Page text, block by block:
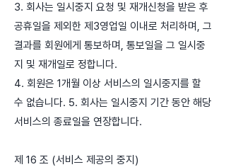
3. 회사는 일시중지 요청 및 재개신청을 받은 후
공휴일을 제외한 제3영업일 이내로 처리하며, 그
결과를 회원에게 통보하며, 통보일을 그 일시중
지 및 재개일로 정합니다.
4. 회원은 1개월 이상 서비스의 일시중지를 할
수 없습니다. 5. 회사는 일시중지 기간 동안 해당
서비스의 종료일을 연장합니다.
제 16 조 (서비스 제공의 중지)